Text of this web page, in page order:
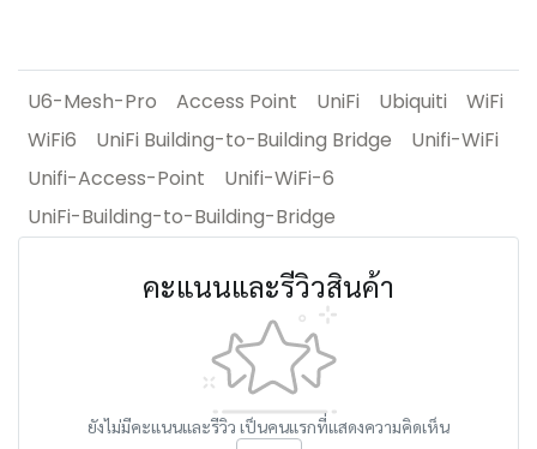
U6-Mesh-Pro Access Point UniFi Ubiquiti
WiFi
WiFi6
UniFi Building-to-Building Bridge
Unifi-WiFi
Unifi-Access-Point
Unifi-WiFi-6
UniFi-Building-to-Building-Bridge
คะแนนและรีวิวสินค้า
ยังไม่มีคะแนนและรีวิว เป็นคนแรกที่แสดงความคิดเห็น